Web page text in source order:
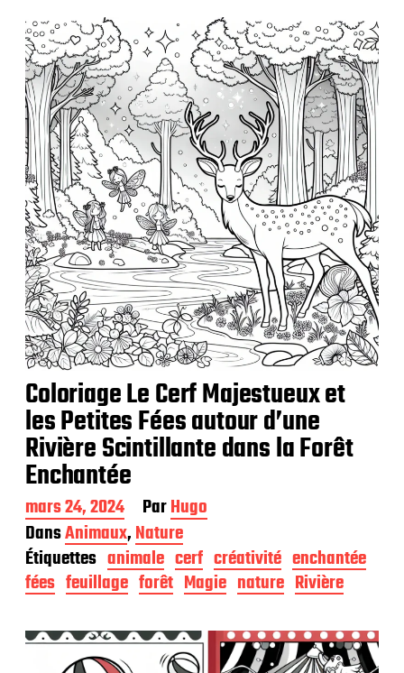
u
b
l
i
c
a
t
i
o
n
Coloriage Le Cerf Majestueux et
les Petites Fées autour d’une
Rivière Scintillante dans la Forêt
Enchantée
D
a
t
e
d
e
u
b
mars 24, 2024 ParHugo
DansAnimaux,Nature
Étiquettes animale cerf créativité enchantée
fées feuillage forêt Magie nature Rivière